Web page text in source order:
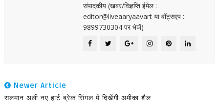
संपादकीय (खबर/विज्ञप्ति ईमेल :
editor@liveaaryaavart या वॉट्सएप :
9899730304 पर भेजें)
Newer Article
सलमान अली नए हार्ट ब्रेक सिंगल में दिखेंगी अमीका शैल